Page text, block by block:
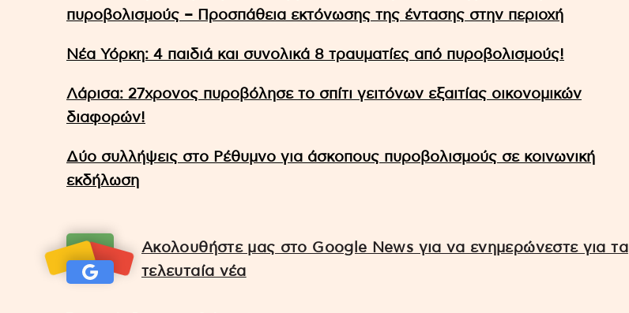
πυροβολισμούς – Προσπάθεια εκτόνωσης της έντασης στην περιοχή
Νέα Υόρκη: 4 παιδιά και συνολικά 8 τραυματίες από πυροβολισμούς!
Λάρισα: 27χρονος πυροβόλησε το σπίτι γειτόνων εξαιτίας οικονομικών
διαφορών!
Δύο συλλήψεις στο Ρέθυμνο για άσκοπους πυροβολισμούς σε κοινωνική
εκδήλωση
Ακολουθήστε μας στο Google News για να ενημερώνεστε για τα
τελευταία νέα